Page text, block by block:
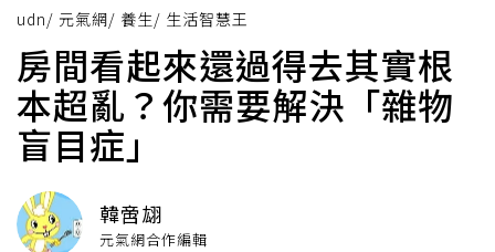
udn/ 元氣網/ 養生/ 生活智慧王
房間看起來還過得去其實根
本超亂？你需要解決「雜物
盲目症」
韓啻翃
元氣網合作編輯